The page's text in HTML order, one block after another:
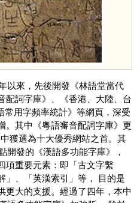
以來，先後開發《林語堂當代
配詞字庫》、《香港、大陸、台
常用字頻率統計》等網頁，深受
。其中《粵語審音配詞字庫》更
獲選為十大優秀網站之首。其
開發的《漢語多功能字庫》，
項重要元素：即「古文字繫
」、「英漢索引」等， 目的是
更大的支援。經過了四年，本中